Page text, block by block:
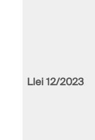
Llei 12/2023